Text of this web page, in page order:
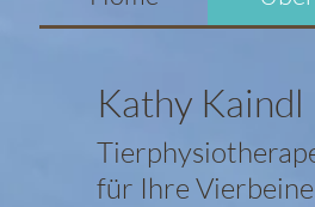
Kathy Kaindl
für Ihre